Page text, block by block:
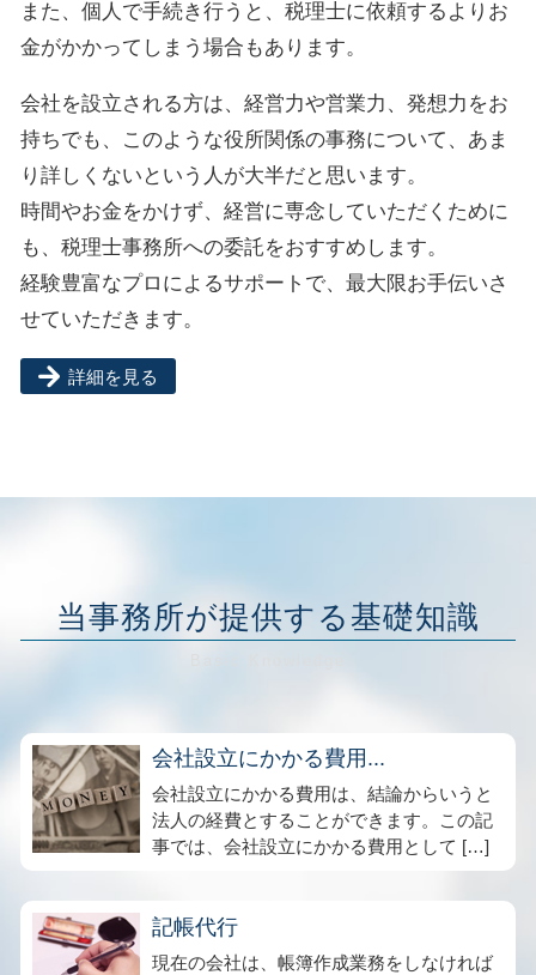
また、個人で手続き行うと、税理士に依頼するよりお
金がかかってしまう場合もあります。
会社を設立される方は、経営力や営業力、発想力をお
持ちでも、このような役所関係の事務について、あま
り詳しくないという人が大半だと思います。
時間やお金をかけず、経営に専念していただくために
も、税理士事務所への委託をおすすめします。
経験豊富なプロによるサポートで、最大限お手伝いさ
せていただきます。
詳細を見る
当事務所が提供する基礎知識
会社設立にかかる費用...
会社設立にかかる費用は、結論からいうと
法人の経費とすることができます。この記
事では、会社設立にかかる費用として […]
記帳代行
現在の会社は、帳簿作成業務をしなければ